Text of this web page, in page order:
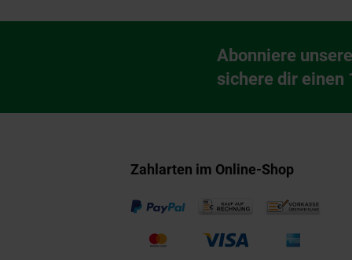
Newsletter
Abonniere
sichere dir einen
Zahlarten im Online-Shop